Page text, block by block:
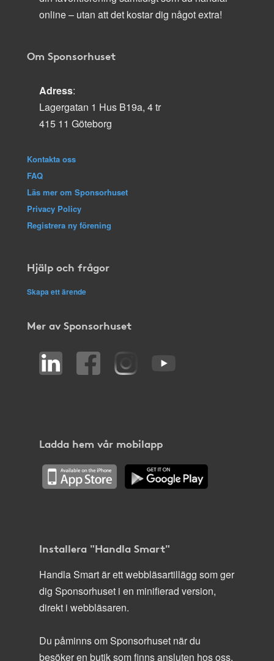
online – utan att det kostar dig något extra!
Om Sponsorhuset
Adress:
Lagergatan 1 Hus B19a, 4 tr
415 11 Göteborg
Kontakta oss
FAQ
Läs mer om Sponsorhuset
Privacy Policy
Registrera ny förening
Hjälp och frågor
Skapa ett ärende
Mer av Sponsorhuset
Ladda hem vår mobilapp
Installera "Handla Smart"
Handla Smart är ett webbläsartillägg som ger
dig Sponsorhuset i en minifierad version,
direkt i webbläsaren.
Du påminns om Sponsorhuset när du
besöker en butik som finns ansluten hos oss.